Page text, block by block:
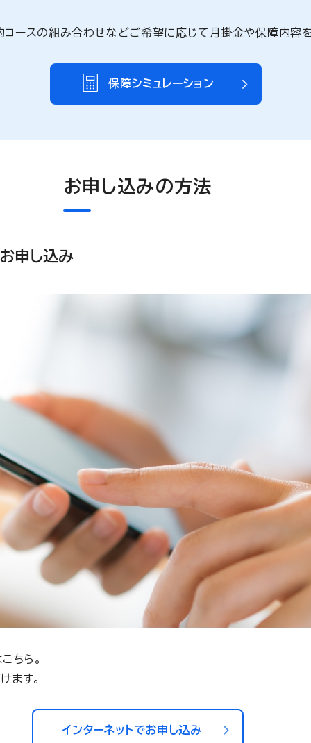
コースの組み合わせなどご希望に応じて月掛金や保障内容を
保障シミュレーション
お申し込みの方法
申し込み
ちら。
ます。
インターネットでお申し込み